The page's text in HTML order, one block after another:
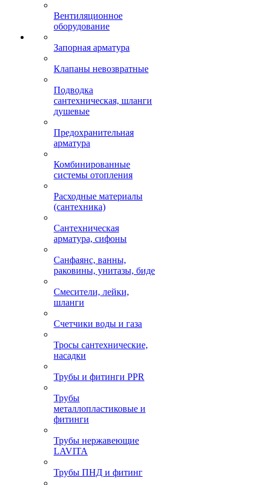
Вентиляционное
оборудование
Запорная арматура
Клапаны невозвратные
Подводка
сантехническая, шланги
душевые
Предохранительная
арматура
Комбинированные
системы отопления
Расходные материалы
(сантехника)
Сантехническая
арматура, сифоны
Санфаянс, ванны,
раковины, унитазы, биде
Смесители, лейки,
шланги
Счетчики воды и газа
Тросы сантехнические,
насадки
Трубы и фитинги PPR
Трубы
металлопластиковые и
фитинги
Трубы нержавеющие
LAVITA
Трубы ПНД и фитинг